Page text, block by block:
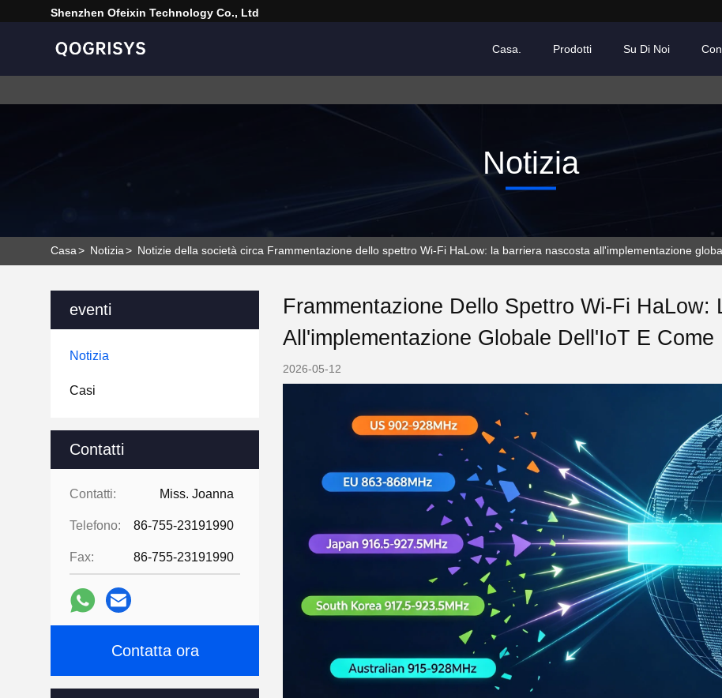
Shenzhen Ofeixin Technology Co., Ltd
Casa. Prodotti Su Di Noi
Notizia
Casa> Notizia> Notizie della società circa Frammentazione dello spettro Wi-Fi HaLow: la barriera nascosta all'implementazione
eventi
Notizia
Casi
Contatti
Contatti: Miss. Joanna
Telefono: 86-755-23191990
Fax: 86-755-23191990
Contatta ora
Frammentazione Dello Spettro Wi-Fi HaLow:
All'implementazione Globale Dell'IoT E
2026-05-12